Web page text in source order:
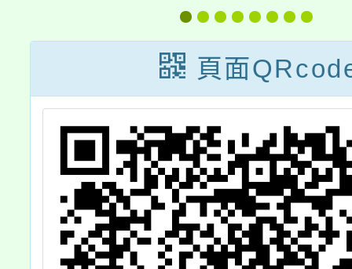
要點」修正發布
令影本及行政規
則修正規定各1
份，請查照。
者
法」
部於
日以
令廢
頁面